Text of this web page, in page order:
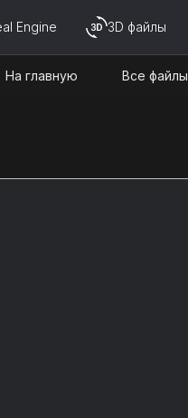
Engine 3D файлы
На главную Все файлы